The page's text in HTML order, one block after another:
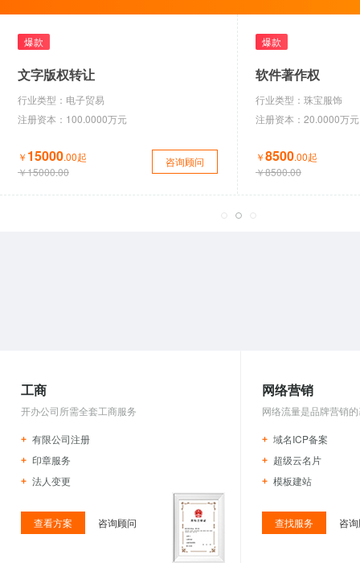
咨询顾问
注册资本：100.0000万元
10000 .00起
￥10000.00
咨询顾问
华南地区 男女鞋旗舰店 动态...
咨询顾问
华东地区 传统滋补营养品旗舰...
店铺类型：旗舰店
110000.00起
￥110000.00
咨询顾问
工商
开办公司所需全套工商服务
有限公司注册
印章服务
法人变更
查看方案 咨询顾问
网络营销
网络流量是品牌营销
域名ICP备案
超级云名片
模板建站
查找服务 咨